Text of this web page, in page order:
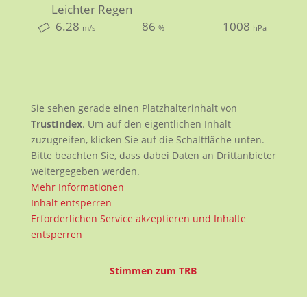
Leichter Regen
6.28 m/s 86% 1008 hPa
Sie sehen gerade einen Platzhalterinhalt von
TrustIndex. Um auf den eigentlichen Inhalt
zuzugreifen, klicken Sie auf die Schaltfläche unten.
Bitte beachten Sie, dass dabei Daten an Drittanbieter
weitergegeben werden.
Mehr Informationen
Inhalt entsperren
Erforderlichen Service akzeptieren und Inhalte
entsperren
Stimmen zum TRB